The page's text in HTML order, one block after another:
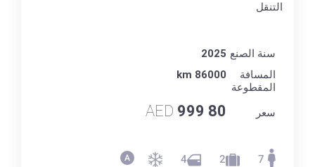
التنقل
سنة الصنع 2025
المسافة
المقطوعة
86000 km
سعر 80 999
AED
7
2
4